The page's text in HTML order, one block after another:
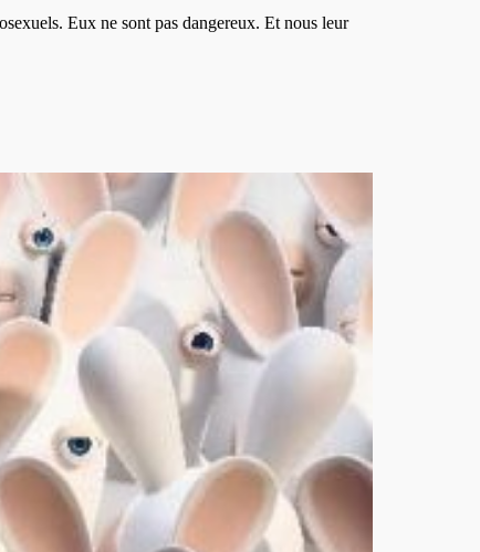
Eux ne sont pas dangereux. Et nous leur